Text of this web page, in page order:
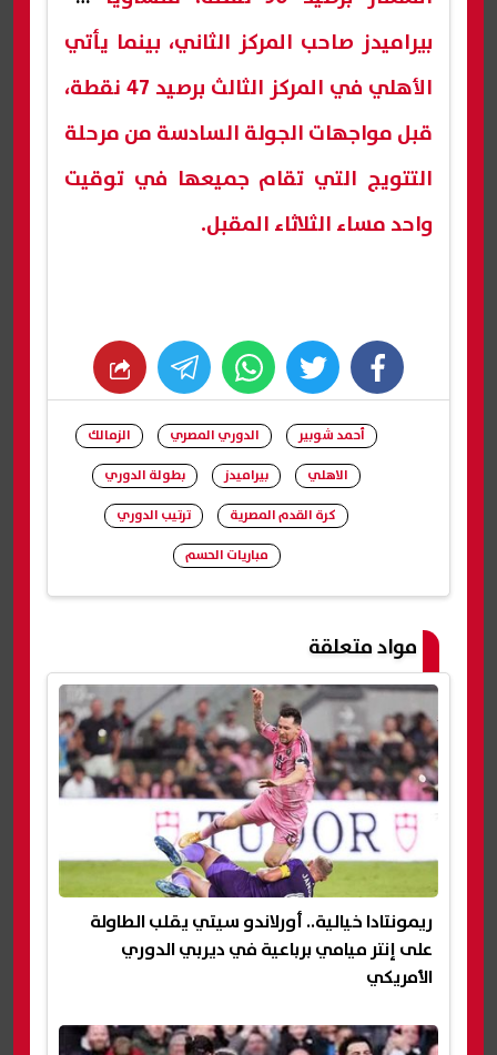
بيراميدز صاحب المركز الثاني، بينما يأتي
الأهلي في المركز الثالث برصيد 47 نقطة،
قبل مواجهات الجولة السادسة من مرحلة
التتويج التي تقام جميعها في توقيت
واحد مساء الثلاثاء المقبل.
facebook
twitter
whats
أحمد شوبير الدوري المصري
الزمالك
الاهلي
بيراميدز
بطولة الدوري
كرة القدم المصرية
ترتيب الدوري
مباريات الحسم
مواد متعلقة
ريمونتادا خيالية.. أورلاندو سيتي يقلب الطاولة
على إنتر ميامي برباعية في ديربي الدوري
الأمريكي